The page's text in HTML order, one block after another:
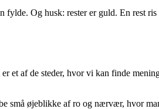
Og husk: rester er guld. En rest ris
et af de steder, hvor vi kan finde
små øjeblikke af ro og nærvær, hvor